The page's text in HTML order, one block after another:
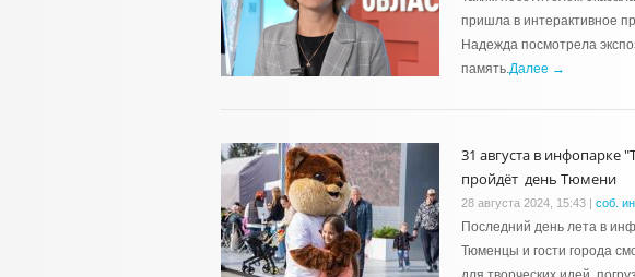
пришла в интерактивное
Надежда посмотрела
память.Далее →
31 августа в инфопарке
пройдёт день Тюмени
28 августа 2024, 15:43 | соб.
Последний день лета в
Тюменцы и гости города